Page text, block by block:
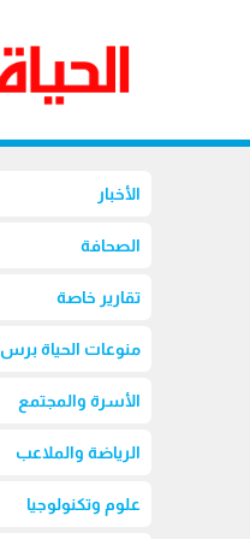
الأخبار
الصحافة
تقارير خاصة
منوعات الحياة برس
الأسرة والمجتمع
الرياضة والملاعب
علوم وتكنولوجيا